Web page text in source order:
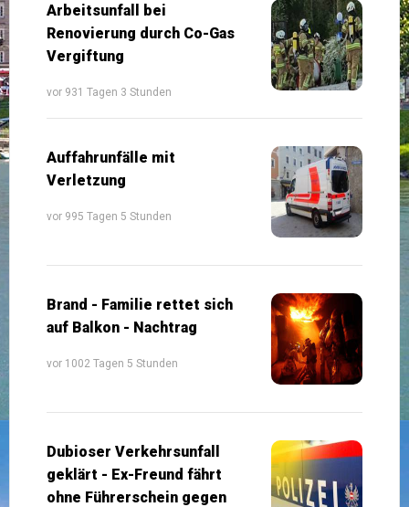
Arbeitsunfall bei
Renovierung durch Co-Gas
Vergiftung
vor 931 Tagen 3 Stunden
Auffahrunfälle mit
Verletzung
vor 995 Tagen 5 Stunden
Brand - Familie rettet sich
auf Balkon - Nachtrag
vor 1002 Tagen 5 Stunden
Dubioser Verkehrsunfall
geklärt - Ex-Freund fährt
ohne Führerschein gegen